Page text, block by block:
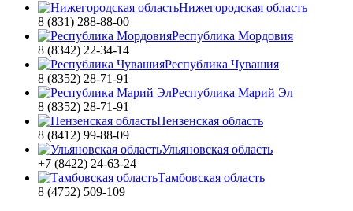
Нижегородская область
8 (831) 288-88-00
Республика Мордовия
8 (8342) 22-34-14
Республика Чувашия
8 (8352) 28-71-91
Республика Марий Эл
8 (8352) 28-71-91
Пензенская область
8 (8412) 99-88-09
Ульяновская область
+7 (8422) 24-63-24
Тамбовская область
8 (4752) 509-109